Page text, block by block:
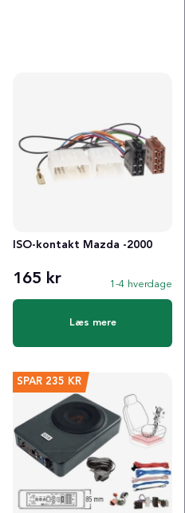
ISO-kontakt Mazda -2000
165 kr 1-4 hverdage
Læs mere
SPAR 235 KR